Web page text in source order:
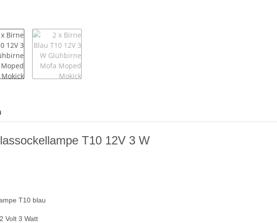
T10 12V 3 W
T10 blau
3 Watt